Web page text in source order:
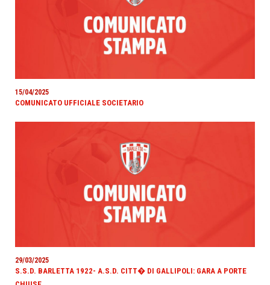
15/04/2025
COMUNICATO UFFICIALE SOCIETARIO
29/03/2025
S.S.D. BARLETTA 1922- A.S.D. CITT� DI GALLIPOLI: GARA A PORTE